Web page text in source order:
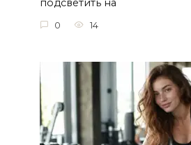
подсветить на
0 14